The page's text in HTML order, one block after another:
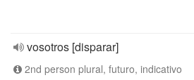
vosotros [disparar]
2nd person plural, futuro, indicativo